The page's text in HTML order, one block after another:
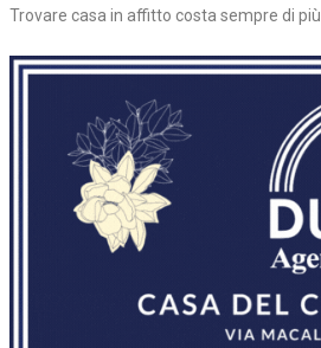
Trovare casa in affitto costa sempre di più